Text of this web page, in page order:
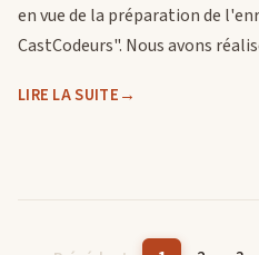
en vue de la préparation de
CastCodeurs". Nous avons
LIRE LA SUITE